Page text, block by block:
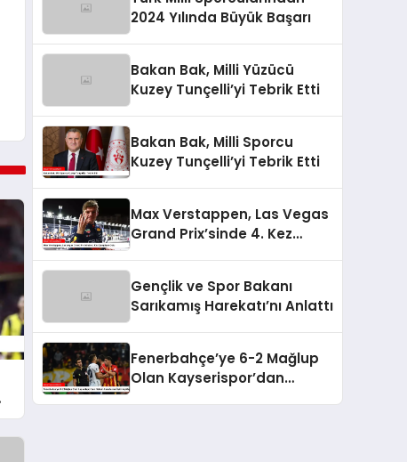
2024 Yılında Büyük Başarı
Bakan Bak, Milli Yüzücü
Kuzey Tunçelli’yi Tebrik Etti
Bakan Bak, Milli Sporcu
Kuzey Tunçelli’yi Tebrik Etti
Max Verstappen, Las Vegas
Grand Prix’sinde 4. Kez
Gençlik ve Spor Bakanı
Sarıkamış Harekatı’nı Anlattı
Fenerbahçe’ye 6-2 Mağlup
Olan Kayserispor’dan